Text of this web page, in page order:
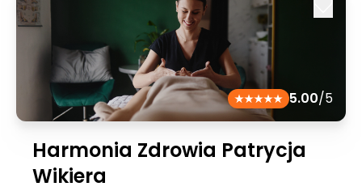
5.00/5
Harmonia Zdrowia Patrycja
Wikiera